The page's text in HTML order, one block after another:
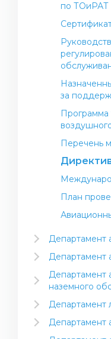
по ТОиРАТ
за
Программа
Перечень
План
Департамент
ИКАО
Контроль и
безопасности
Подготовка и
авиационной
Департамент
(МЕТ)
Обеспечение
информацией
Департамент
наземного
Стандарты и
Департамент
Подготовка
Департамент
Авиационные